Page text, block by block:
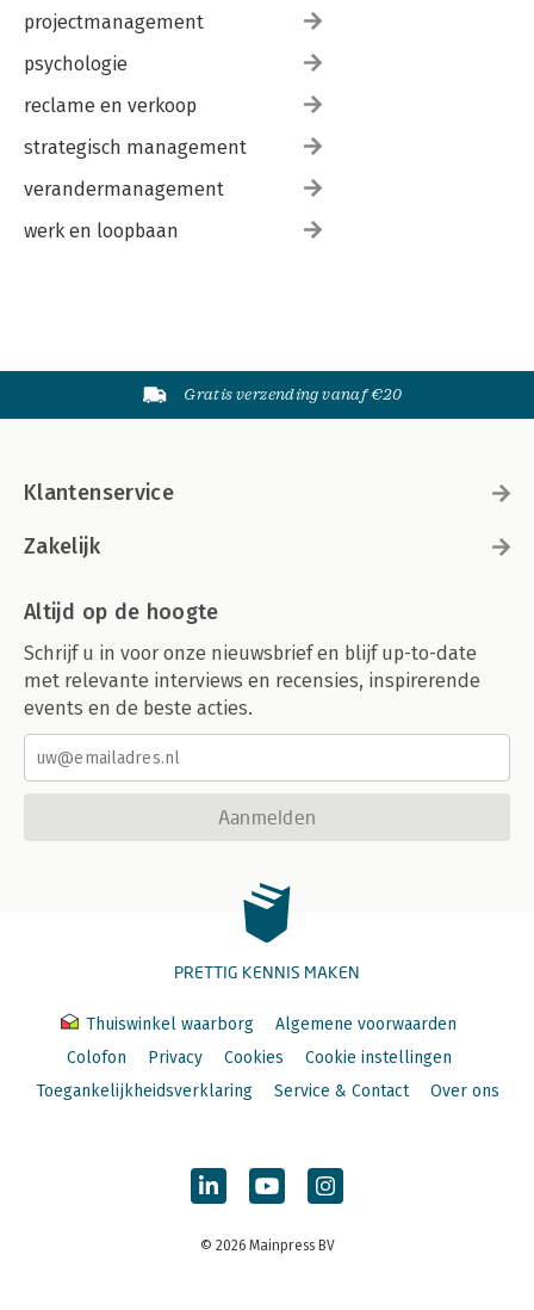
projectmanagement
psychologie
reclame en verkoop
strategisch management
verandermanagement
werk en loopbaan
Gratis verzending vanaf €20
Klantenservice
Zakelijk
Altijd op de hoogte
Schrijf u in voor onze nieuwsbrief en blijf up-to-date
met relevante interviews en recensies, inspirerende
events en de beste acties.
Aanmelden
PRETTIG KENNIS MAKEN
Thuiswinkel waarborg
Algemene voorwaarden
Colofon
Privacy Cookies
Cookie instellingen
Toegankelijkheidsverklaring
Service & Contact Over ons
© 2026 Mainpress BV